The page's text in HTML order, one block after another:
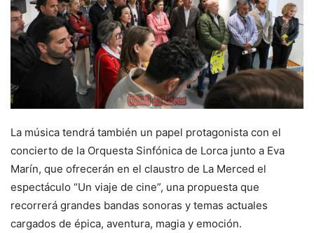
La música tendrá también un papel protagonista con el
concierto de la Orquesta Sinfónica de Lorca junto a Eva
Marín, que ofrecerán en el claustro de La Merced el
espectáculo “Un viaje de cine”, una propuesta que
recorrerá grandes bandas sonoras y temas actuales
cargados de épica, aventura, magia y emoción.